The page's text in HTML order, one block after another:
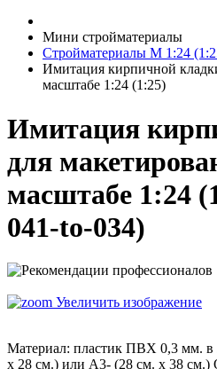
Мини стройматериалы
Стройматериалы M 1:24
Имитация кирпичной
масштабе 1:24 (1:25)
Имитация
для
масштабе 1:24
041-to-034)
Увеличить изображение
Материал: пластик ПВХ 0,3 мм. в
х 28 см.) или А3- (28 см. х 38 см.)